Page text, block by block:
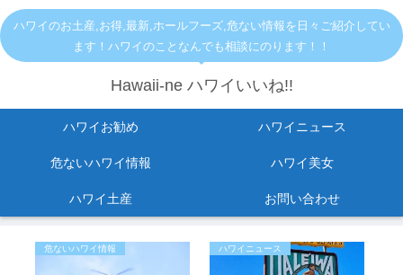
ハワイのお土産,お得,最新,ホールフーズ,危ない情報を日々ご紹介してい
ます！ハワイのことなんでも相談にのります！！
Hawaii-ne ハワイいいね!!
ハワイお勧め ハワイニュース
危ないハワイ情報 ハワイ美女
ハワイ土産 お問い合わせ
危ないハワイ情報 ハワイニュース